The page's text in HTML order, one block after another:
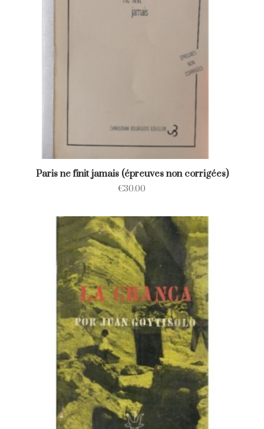
Paris ne finit jamais (épreuves non corrigées)
€30.00